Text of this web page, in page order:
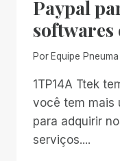
Paypal
softwares
Por Equipe
1TP14A Ttek
você tem mais
para adquirir
serviços....